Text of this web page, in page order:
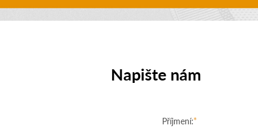
Napište nám
Příjmení: